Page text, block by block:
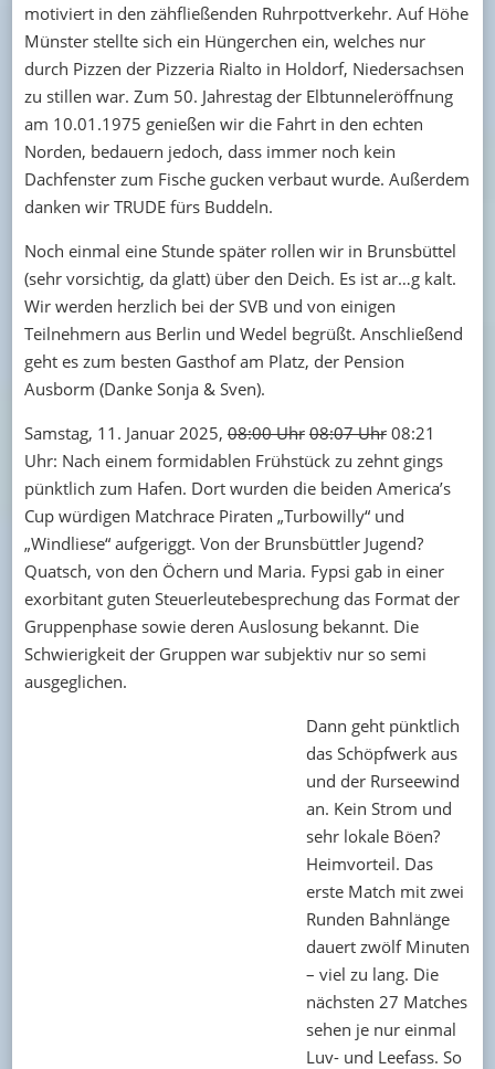
motiviert in den zähfließenden Ruhrpottverkehr. Auf Höhe
Münster stellte sich ein Hüngerchen ein, welches nur
durch Pizzen der Pizzeria Rialto in Holdorf, Niedersachsen
zu stillen war. Zum 50. Jahrestag der Elbtunneleröffnung
am 10.01.1975 genießen wir die Fahrt in den echten
Norden, bedauern jedoch, dass immer noch kein
Dachfenster zum Fische gucken verbaut wurde. Außerdem
danken wir TRUDE fürs Buddeln.
Noch einmal eine Stunde später rollen wir in Brunsbüttel
(sehr vorsichtig, da glatt) über den Deich. Es ist ar…g kalt.
Wir werden herzlich bei der SVB und von einigen
Teilnehmern aus Berlin und Wedel begrüßt. Anschließend
geht es zum besten Gasthof am Platz, der Pension
Ausborm (Danke Sonja & Sven).
Samstag, 11. Januar 2025,08:00 Uhr 08:07 Uhr08:21
Uhr: Nach einem formidablen Frühstück zu zehnt gings
pünktlich zum Hafen. Dort wurden die beiden America’s
Cup würdigen Matchrace Piraten „Turbowilly“ und
„Windliese“ aufgeriggt. Von der Brunsbüttler Jugend?
Quatsch, von den Öchern und Maria. Fypsi gab in einer
exorbitant guten Steuerleutebesprechung das Format der
Gruppenphase sowie deren Auslosung bekannt. Die
Schwierigkeit der Gruppen war subjektiv nur so semi
ausgeglichen.
Dann geht pünktlich
das Schöpfwerk aus
und der Rurseewind
an. Kein Strom und
sehr lokale Böen?
Heimvorteil. Das
erste Match mit zwei
Runden Bahnlänge
dauert zwölf Minuten
– viel zu lang. Die
nächsten 27 Matches
sehen je nur einmal
Luv- und Leefass. So